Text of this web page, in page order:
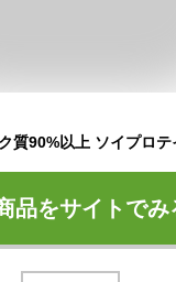
品をサイトでみ